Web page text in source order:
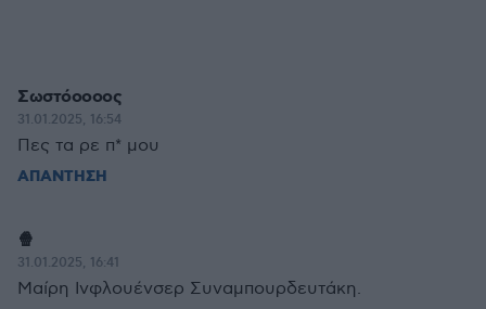
Σωστόοοοος
31.01.2025, 16:54
Πες τα ρε π* μου
ΑΠΑΝΤΗΣΗ
🍿
31.01.2025, 16:41
Μαίρη Ινφλουένσερ Συναμπουρδευτάκη.